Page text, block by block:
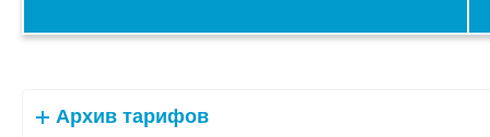
Архив тарифов